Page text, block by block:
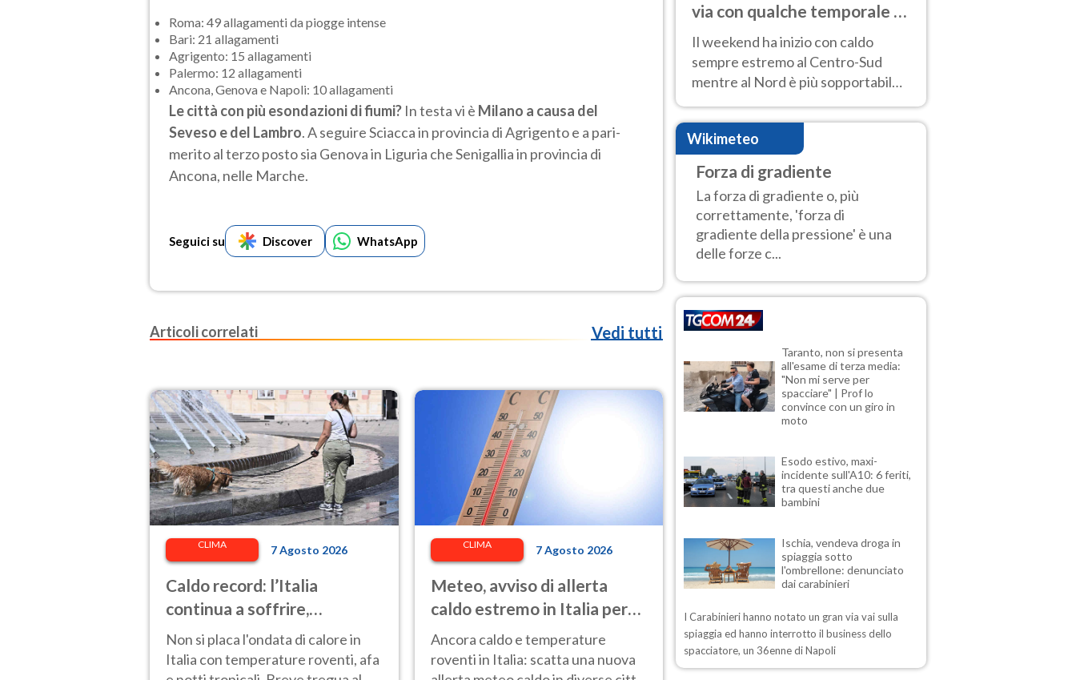
Roma: 49 allagamenti da piogge intense
Bari: 21 allagamenti
Agrigento: 15 allagamenti
Palermo: 12 allagamenti
Ancona, Genova e Napoli: 10 allagamenti
Le città con più esondazioni di fiumi? In testa vi è Milano a causa del
Seveso e del Lambro. A seguire Sciacca in provincia di Agrigento e a pari-
merito al terzo posto sia Genova in Liguria che Senigallia in provincia di
Ancona, nelle Marche.
Seguici su Discover WhatsApp
Articoli correlati Vedi tutti
CLIMA 7 Agosto 2026
Caldo record: l’Italia
continua a soffrire,
temperature oltre 40°C e
afa per altri 10 giorni
Non si placa l'ondata di calore in
Italia con temperature roventi, afa
CLIMA 7 Agosto 2026
Meteo, avviso di allerta
caldo estremo in Italia per
l'8 agosto 2026: le città a
rischio per il Ministero della
Ancora caldo e temperature
roventi in Italia: scatta una nuova
via con qualche temporale e
caldo estremo al Centro-Sud
Il weekend ha inizio con caldo
sempre estremo al Centro-Sud
mentre al Nord è più sopportabile
fino a domenica 9. Temporali di
calore sui rilievi.
Wikimeteo
Forza di gradiente
La forza di gradiente o, più
correttamente, 'forza di
gradiente della pressione' è una
delle forze c...
Taranto, non si presenta
all'esame di terza media:
"Non mi serve per
spacciare" | Prof lo
convince con un giro in
moto
Esodo estivo, maxi-
incidente sull'A10: 6 feriti,
tra questi anche due
bambini
Ischia, vendeva droga in
spiaggia sotto
l'ombrellone: denunciato
dai carabinieri
I Carabinieri hanno notato un gran via vai sulla
spiaggia ed hanno interrotto il business dello
spacciatore, un 36enne di Napoli